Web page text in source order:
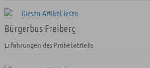
Bürgerbus Freiberg
Erfahrungen des Probebetriebs